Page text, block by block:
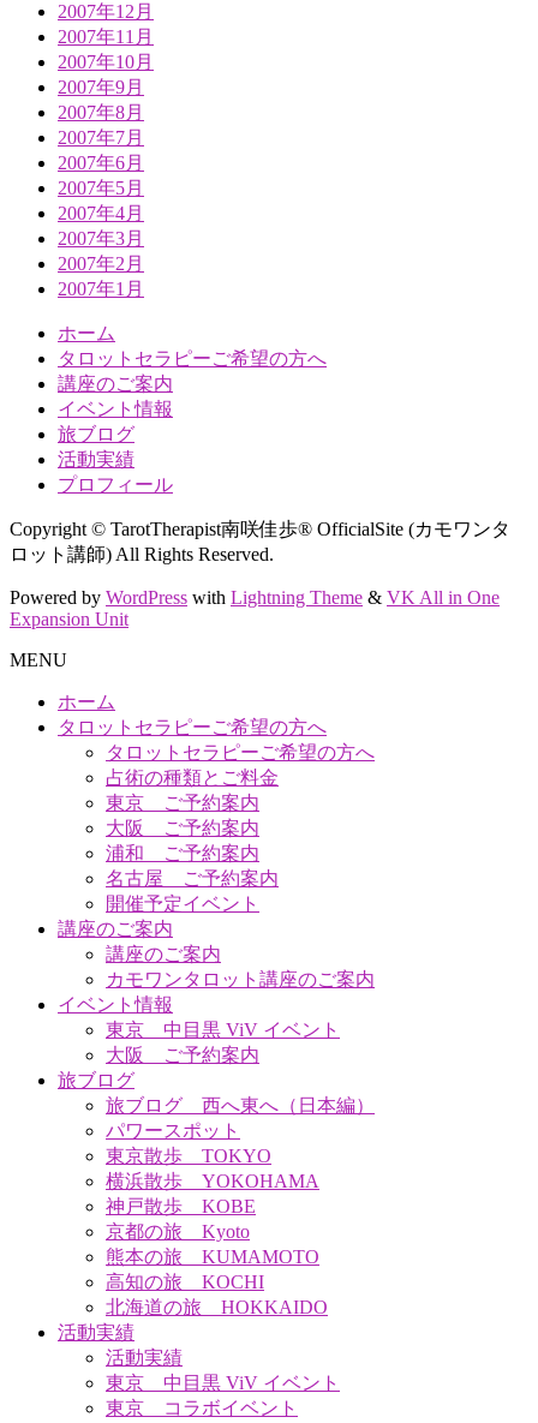
2007年12月
2007年11月
2007年10月
2007年9月
2007年8月
2007年7月
2007年6月
2007年5月
2007年4月
2007年3月
2007年2月
2007年1月
ホーム
タロットセラピーご希望の方へ
講座のご案内
イベント情報
旅ブログ
活動実績
プロフィール
Copyright © TarotTherapist南咲佳歩® OfficialSite (カモワンタ
ロット講師) All Rights Reserved.
Powered by WordPress with Lightning Theme & VK All in One
Expansion Unit
MENU
ホーム
タロットセラピーご希望の方へ
タロットセラピーご希望の方へ
占術の種類とご料金
東京 ご予約案内
大阪 ご予約案内
浦和 ご予約案内
名古屋 ご予約案内
開催予定イベント
講座のご案内
講座のご案内
カモワンタロット講座のご案内
イベント情報
東京 中目黒 ViV イベント
大阪 ご予約案内
旅ブログ
旅ブログ 西へ東へ（日本編）
パワースポット
東京散歩 TOKYO
横浜散歩 YOKOHAMA
神戸散歩 KOBE
京都の旅 Kyoto
熊本の旅 KUMAMOTO
高知の旅 KOCHI
北海道の旅 HOKKAIDO
活動実績
活動実績
東京 中目黒 ViV イベント
東京 コラボイベント